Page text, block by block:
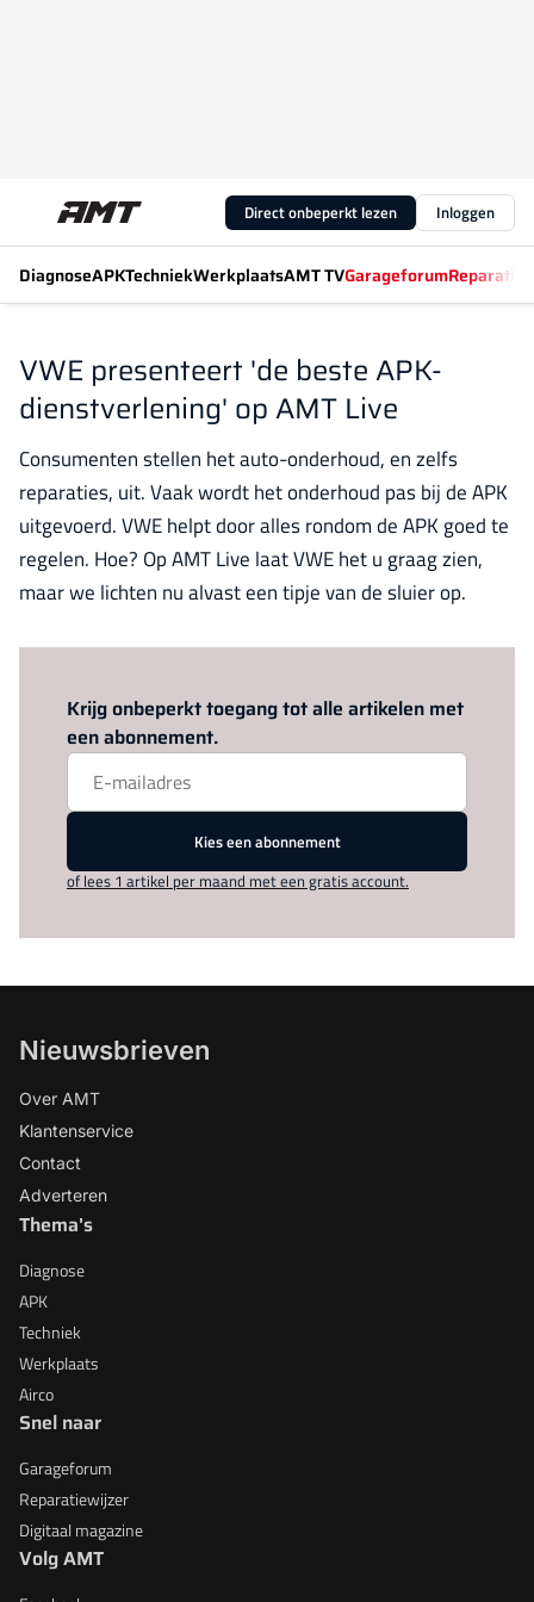
Direct onbeperkt lezen Inloggen
DiagnoseAPKTechniekWerkplaatsAMT TVGarageforum
VWE presenteert 'de beste APK-
dienstverlening' op AMT Live
Consumenten stellen het auto-onderhoud, en zelfs
reparaties, uit. Vaak wordt het onderhoud pas bij de APK
uitgevoerd. VWE helpt door alles rondom de APK goed te
regelen. Hoe? Op AMT Live laat VWE het u graag zien,
maar we lichten nu alvast een tipje van de sluier op.
Krijg onbeperkt toegang tot alle artikelen met
een abonnement.
Kies een abonnement
of lees 1 artikel per maand met een gratis account.
Nieuwsbrieven
Over AMT
Klantenservice
Contact
Adverteren
Thema's
Diagnose
APK
Techniek
Werkplaats
Airco
Snel naar
Garageforum
Reparatiewijzer
Digitaal magazine
Volg AMT